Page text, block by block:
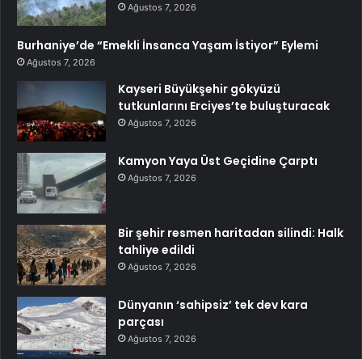
Ağustos 7, 2026
Burhaniye’de “Emekli İnsanca Yaşam İstiyor” Eylemi
Ağustos 7, 2026
Kayseri Büyükşehir gökyüzü
tutkunlarını Erciyes’te buluşturacak
Ağustos 7, 2026
Kamyon Yaya Üst Geçidine Çarptı
Ağustos 7, 2026
Bir şehir resmen haritadan silindi: Halk
tahliye edildi
Ağustos 7, 2026
Dünyanın ‘sahipsiz’ tek dev kara
parçası
Ağustos 7, 2026